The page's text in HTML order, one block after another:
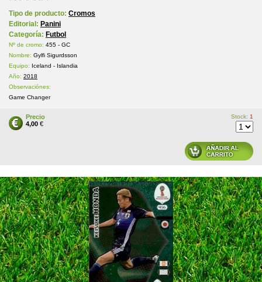
Tipo de producto: Cromos
Editorial: Panini
Categoría: Futbol
Nº de cromo: 455 - GC
Nombre: Gylfi Sigurdsson
Equipo: Iceland - Islandia
Año: 2018
Observaciónes:
Game Changer
Precio
4,00 €
Stock: 1